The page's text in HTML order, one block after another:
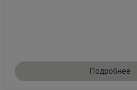
Подробнее